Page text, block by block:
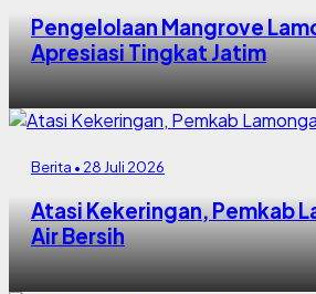
Pengelolaan Mangrove
Apresiasi Tingkat Jatim
Berita • 28 Juli 2026
Atasi Kekeringan, Pemkab
Air Bersih